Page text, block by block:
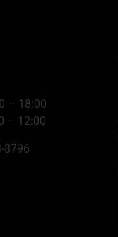
– 18:00
– 12:00
8796